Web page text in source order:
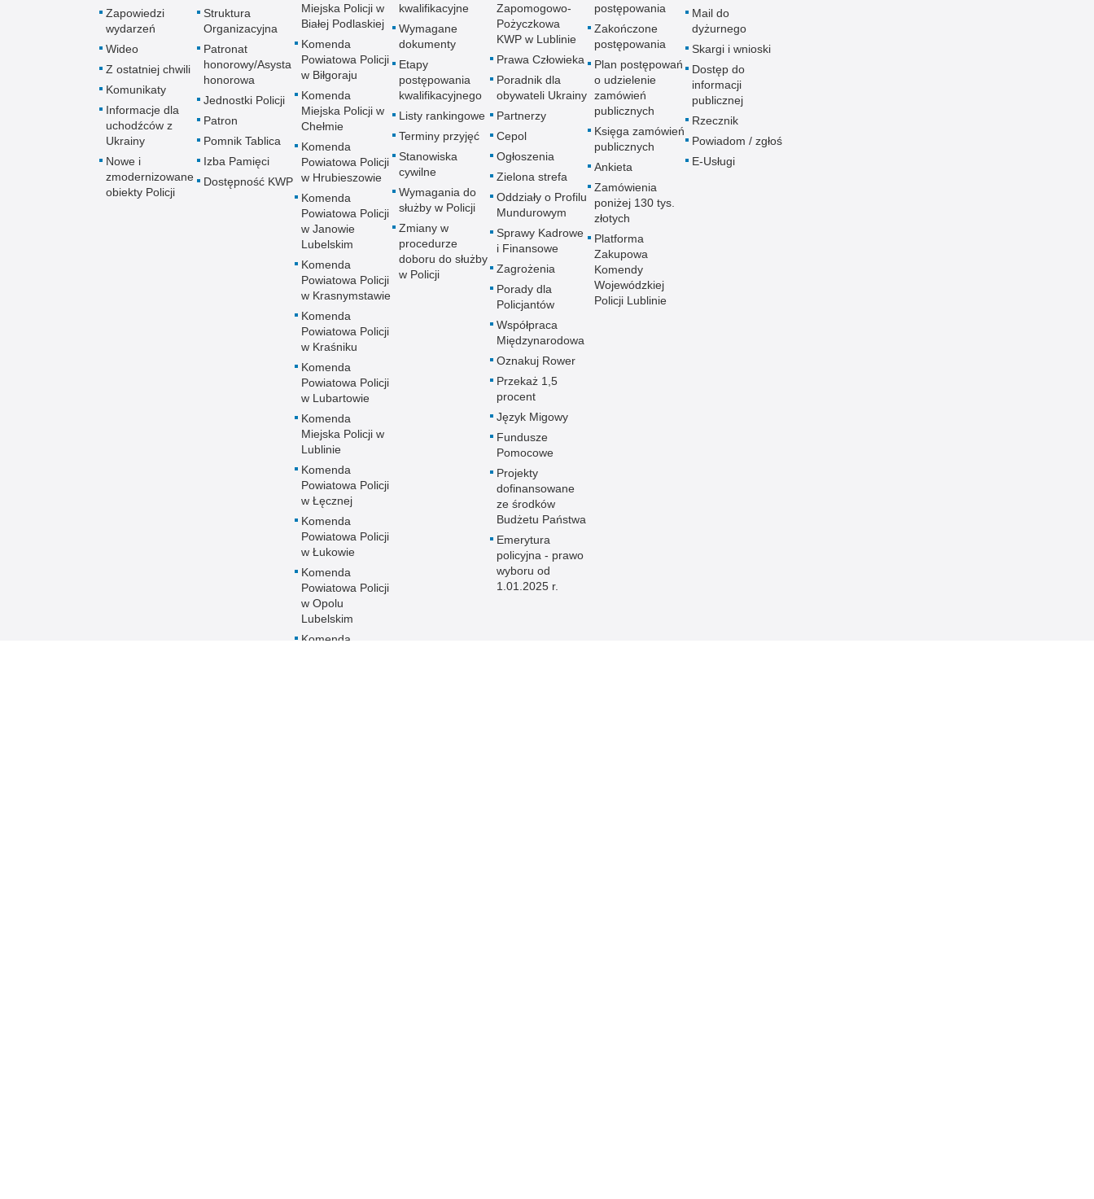
Zapowiedzi
wydarzeń
Wideo
Z ostatniej chwili
Komunikaty
Informacje dla
uchodźców z
Ukrainy
Nowe i
zmodernizowane
obiekty Policji
Struktura
Organizacyjna
Patronat
honorowy/Asysta
honorowa
Jednostki Policji
Patron
Pomnik Tablica
Izba Pamięci
Dostępność KWP
Miejska Policji w
Białej Podlaskiej
Komenda
Powiatowa Policji
w Biłgoraju
Komenda
Miejska Policji w
Chełmie
Komenda
Powiatowa Policji
w Hrubieszowie
Komenda
Powiatowa Policji
w Janowie
Lubelskim
Komenda
Powiatowa Policji
w Krasnymstawie
Komenda
Powiatowa Policji
w Kraśniku
Komenda
Powiatowa Policji
w Lubartowie
Komenda
Miejska Policji w
Lublinie
Komenda
Powiatowa Policji
w Łęcznej
Komenda
Powiatowa Policji
w Łukowie
Komenda
Powiatowa Policji
w Opolu
Lubelskim
Komenda
kwalifikacyjne
Wymagane
dokumenty
Etapy
postępowania
kwalifikacyjnego
Listy rankingowe
Terminy przyjęć
Stanowiska
cywilne
Wymagania do
służby w Policji
Zmiany w
procedurze
doboru do służby
w Policji
Zapomogowo-
Pożyczkowa
KWP w Lublinie
Prawa Człowieka
Poradnik dla
obywateli Ukrainy
Partnerzy
Cepol
Ogłoszenia
Zielona strefa
Oddziały o Profilu
Mundurowym
Sprawy Kadrowe
i Finansowe
Zagrożenia
Porady dla
Policjantów
Współpraca
Międzynarodowa
Oznakuj Rower
Przekaż 1,5
procent
Język Migowy
Fundusze
Pomocowe
Projekty
dofinansowane
ze środków
Budżetu Państwa
Emerytura
policyjna - prawo
wyboru od
1.01.2025 r.
postępowania
Zakończone
postępowania
Plan postępowań
o udzielenie
zamówień
publicznych
Księga zamówień
publicznych
Ankieta
Zamówienia
poniżej 130 tys.
złotych
Platforma
Zakupowa
Komendy
Wojewódzkiej
Policji Lublinie
Mail do
dyżurnego
Skargi i wnioski
Dostęp do
informacji
publicznej
Rzecznik
Powiadom / zgłoś
E-Usługi